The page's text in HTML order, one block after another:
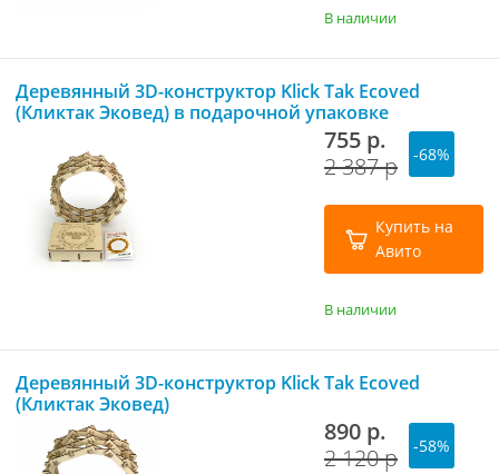
В наличии
Деревянный 3D-конструктор Klick Tak Ecoved
(Кликтак Эковед) в подарочной упаковке
755 р.
2 387 р
-68%
Купить на
Авито
В наличии
Деревянный 3D-конструктор Klick Tak Ecoved
(Кликтак Эковед)
890 р.
2 120 р
-58%